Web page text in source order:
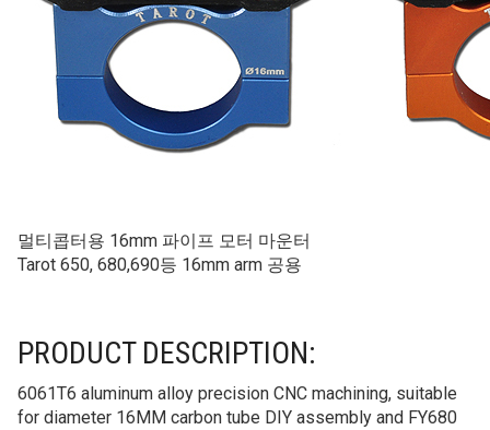
멀티콥터용 16mm 파이프 모터 마운터
Tarot 650, 680,690등 16mm arm 공용
PRODUCT DESCRIPTION:
6061T6 aluminum alloy precision CNC machining, suitable
for diameter 16MM carbon tube DIY assembly and FY680